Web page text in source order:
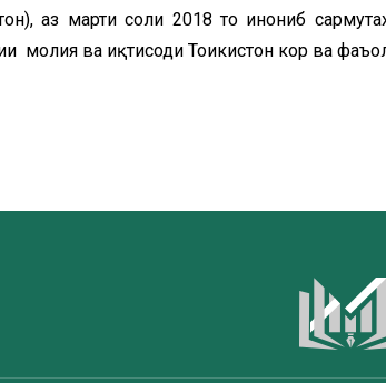
аз марти соли 2018 то инҷониб
молия ва иқтисоди Тоҷикистон кор ва